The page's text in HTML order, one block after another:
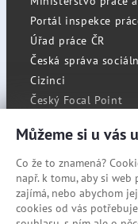
Portál inspekce
Úřad práce ČR
Česká správa
Cizinci
Český Focal Point
RSS
Cookies
Prohlášení o
Můžeme si u vás
Co že to znamená?
např. k tomu, aby si web
zajímá, nebo abychom
cookies od vás